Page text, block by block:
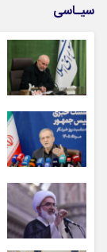
سیـاسی